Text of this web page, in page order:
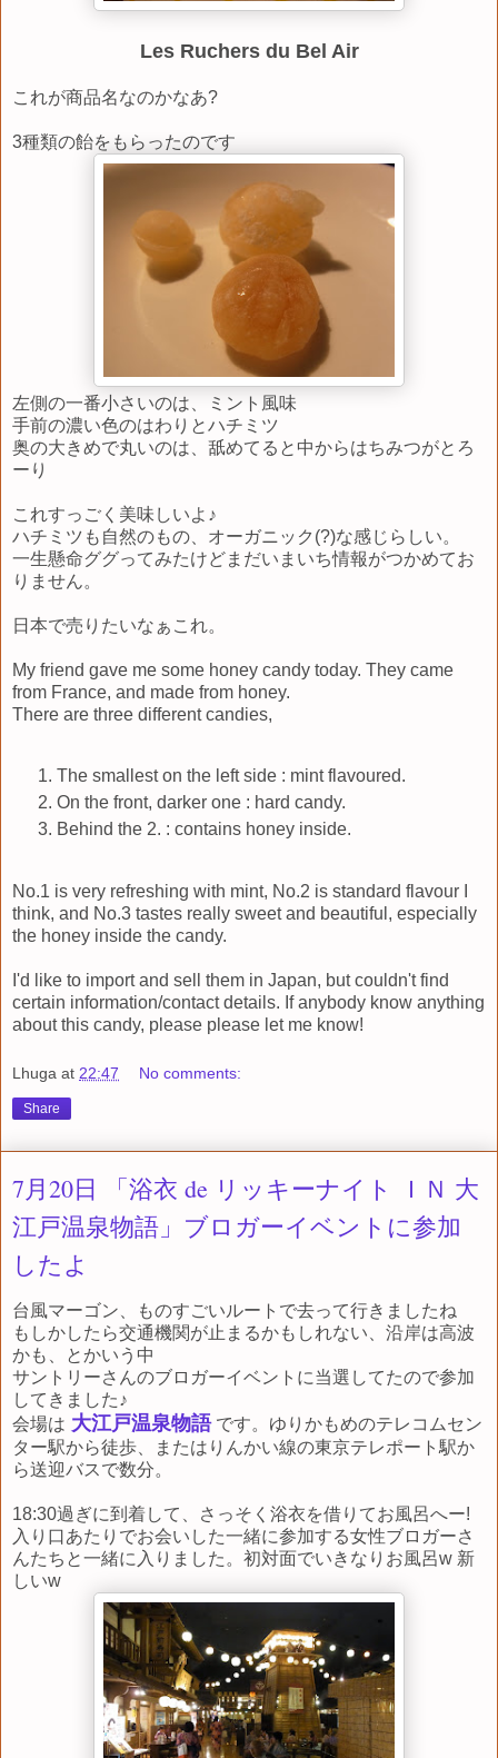
Les Ruchers du Bel Air
これが商品名なのかなあ?
3種類の飴をもらったのです
左側の一番小さいのは、ミント風味
手前の濃い色のはわりとハチミツ
奥の大きめで丸いのは、舐めてると中からはちみつがとろ
ーり
これすっごく美味しいよ♪
ハチミツも自然のもの、オーガニック(?)な感じらしい。
一生懸命ググってみたけどまだいまいち情報がつかめてお
りません。
日本で売りたいなぁこれ。
My friend gave me some honey candy today. They came
from France, and made from honey.
There are three different candies,
The smallest on the left side : mint flavoured.
On the front, darker one : hard candy.
Behind the 2. : contains honey inside.
No.1 is very refreshing with mint, No.2 is standard flavour I
think, and No.3 tastes really sweet and beautiful, especially
the honey inside the candy.
I'd like to import and sell them in Japan, but couldn't find
certain information/contact details. If anybody know anything
about this candy, please please let me know!
Lhuga at 22:47 No comments:
Share
7月20日 「浴衣 de リッキーナイト ＩＮ 大
江戸温泉物語」ブロガーイベントに参加
したよ
台風マーゴン、ものすごいルートで去って行きましたね
もしかしたら交通機関が止まるかもしれない、沿岸は高波
かも、とかいう中
サントリーさんのブロガーイベントに当選してたので参加
してきました♪
会場は 大江戸温泉物語です。ゆりかもめのテレコムセン
ター駅から徒歩、またはりんかい線の東京テレポート駅か
ら送迎バスで数分。
18:30過ぎに到着して、さっそく浴衣を借りてお風呂へー!
入り口あたりでお会いした一緒に参加する女性ブロガーさ
んたちと一緒に入りました。初対面でいきなりお風呂w 新
しいw